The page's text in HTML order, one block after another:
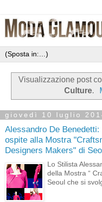
Visualizzazione post
Culture.
giovedì 10 luglio
Alessandro De Benedetti:
ospite alla Mostra
Designers Makers" di
Lo Stilista
della Mostra “
Seoul che si